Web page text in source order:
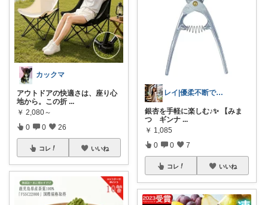
カックマ
アウトドアの快適さは、座り心
地から。この折 ...
￥ 2,080～
0 0 26
コレ いいね
レイ|優柔不断で選べない🥲
銀杏を手軽に楽しむ♪✨ 【みま
つ ギンナ ...
￥ 1,085
0 0 7
コレ いいね